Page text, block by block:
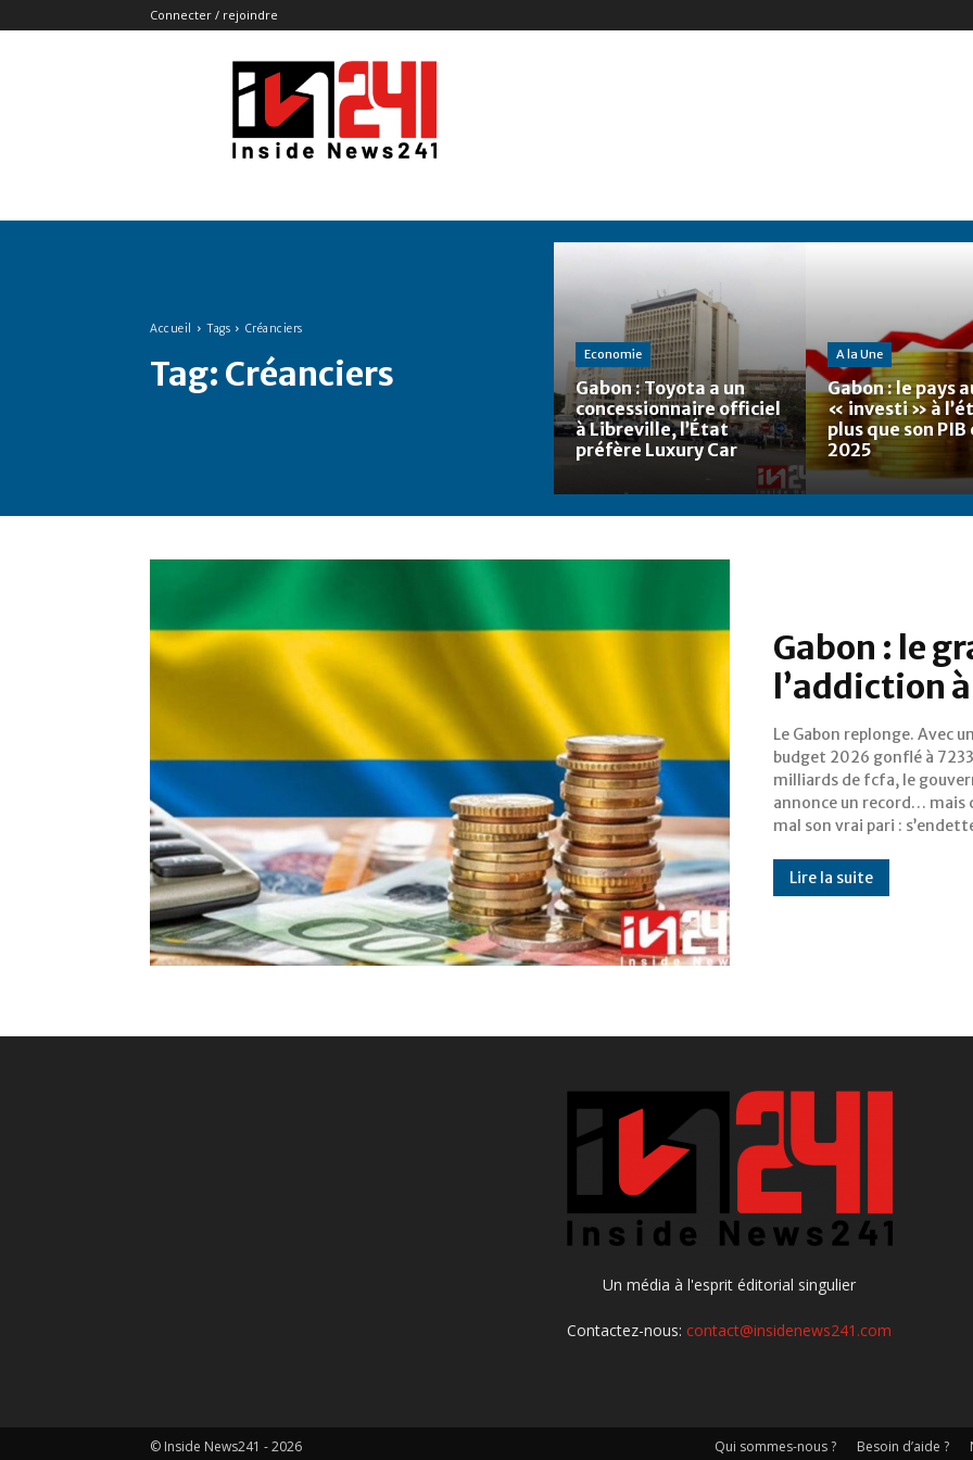
Connecter / rejoindre
Insidenews241
Accueil Tags Créanciers
Tag: Créanciers Economie
Gabon : Toyota a un
concessionnaire officiel
à Libreville, l’État
préfère Luxury Car
A la Une
Gabon : le pays
« investi » à
plus que son PIB
2025
Gabon : le
l’addiction
Le Gabon replonge. Avec un
budget 2026 gonflé à 7233
milliards de fcfa, le
annonce un record… mais
mal son vrai pari :
encore et toujours. Près de 3213
milliards de fcfa devront être
empruntés pour
Lire la suite
Un média à l'esprit éditorial singulier
Contactez-nous:contact@insidenews241.com
Qui sommes-nous ? Besoin d’aide ?
© Inside News241 - 2026